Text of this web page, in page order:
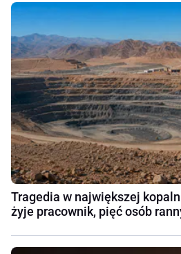
Tragedia w największej
żyje pracownik, pięć osób